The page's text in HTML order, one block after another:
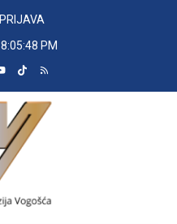
PRIJAVA
8:05:48 PM